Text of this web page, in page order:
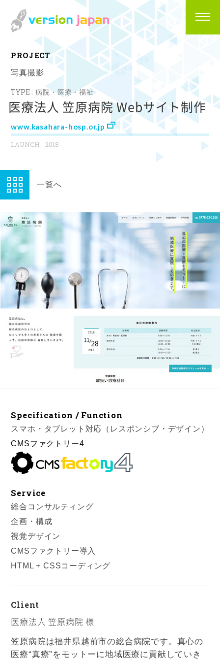
PROJECT
写真撮影
病院・医療・福祉
医療法人 笠原病院 Webサイト制作
www.kasahara-hosp.or.jp
2018
一覧へ
Specification / Function
スマホ・タブレット対応（レスポンシブ・デザイン）
CMSファクトリー4
Service
総合コンサルティング
企画・構成
視覚デザイン
CMSファクトリー導入
HTML + CSSコーディング
Client
医療法人 笠原病院 様
笠原病院は福井県越前市の総合病院です。真心の
医療“真療”をモットーに地域医療に貢献していき